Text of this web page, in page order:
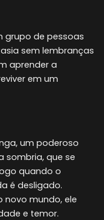
grupo de pessoas
sem lembranças
aprender a
em um
um poderoso
sombria, que se
quando o
é desligado.
novo mundo, ele
e temor.